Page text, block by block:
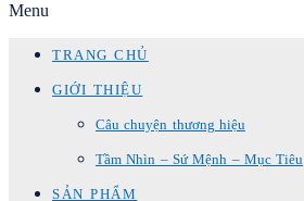
Menu
TRANG CHỦ
GIỚI THIỆU
Câu chuyện thương hiệu
Tầm Nhìn – Sứ Mệnh – Mục Tiêu
SẢN PHẨM